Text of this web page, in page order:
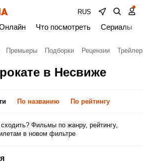
RUS
Что посмотреть Сериалы
Премьеры Подборки Рецензии
в Несвиже
По названию По рейтингу
Фильмы по жанру, рейтингу,
в новом фильтре